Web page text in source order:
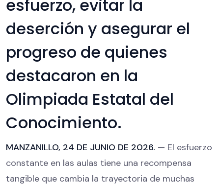
esfuerzo, evitar la
deserción y asegurar el
progreso de quienes
destacaron en la
Olimpiada Estatal del
Conocimiento.
MANZANILLO, 24 DE JUNIO DE 2026. — El esfuerzo
constante en las aulas tiene una recompensa
tangible que cambia la trayectoria de muchas